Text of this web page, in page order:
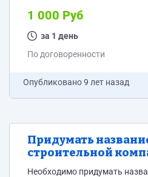
1 000 Руб
за 1 день
По договоренности
Опубликовано9 лет назад
Придумать
строительной
Необходимо придумать